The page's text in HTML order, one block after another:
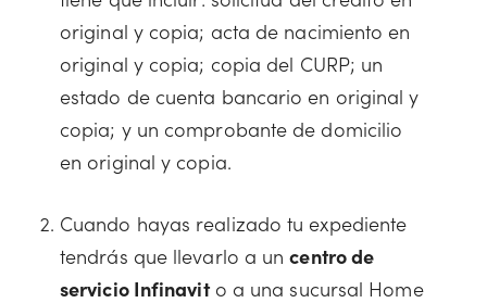
original y copia; acta de nacimiento en
original y copia; copia del CURP; un
estado de cuenta bancario en original y
copia; y un comprobante de domicilio
en original y copia.
Cuando hayas realizado tu expediente
tendrás que llevarlo a uncentro de
servicio Infinavito a una sucursal Home